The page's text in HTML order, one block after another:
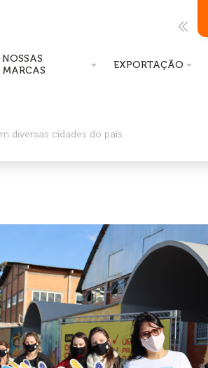
NOSSAS
MARCAS
EXPORTAÇÃO
diversas cidades do país